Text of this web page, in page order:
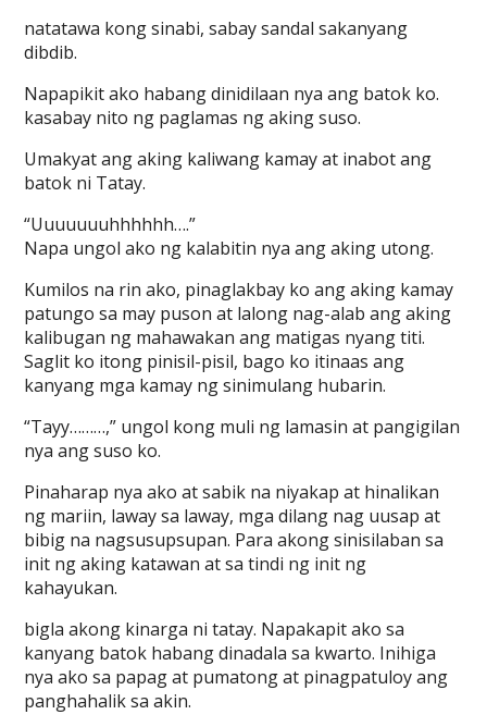
natatawa kong sinabi, sabay sandal sakanyang
dibdib.
Napapikit ako habang dinidilaan nya ang batok ko.
kasabay nito ng paglamas ng aking suso.
Umakyat ang aking kaliwang kamay at inabot ang
batok ni Tatay.
“Uuuuuuuhhhhhh….”
Napa ungol ako ng kalabitin nya ang aking utong.
Kumilos na rin ako, pinaglakbay ko ang aking kamay
patungo sa may puson at lalong nag-alab ang aking
kalibugan ng mahawakan ang matigas nyang titi.
Saglit ko itong pinisil-pisil, bago ko itinaas ang
kanyang mga kamay ng sinimulang hubarin.
“Tayy………,” ungol kong muli ng lamasin at pangigilan
nya ang suso ko.
Pinaharap nya ako at sabik na niyakap at hinalikan
ng mariin, laway sa laway, mga dilang nag uusap at
bibig na nagsusupsupan. Para akong sinisilaban sa
init ng aking katawan at sa tindi ng init ng
kahayukan.
bigla akong kinarga ni tatay. Napakapit ako sa
kanyang batok habang dinadala sa kwarto. Inihiga
nya ako sa papag at pumatong at pinagpatuloy ang
panghahalik sa akin.